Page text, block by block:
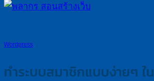
Wordpress
ทำระบบสมาชิกแบบง่ายๆ ใน